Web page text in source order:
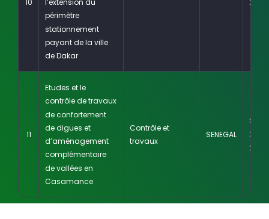
10
l’extension du
périmètre
stationnement
payant de la ville
de Dakar
2020
11
Etudes et le
contrôle de travaux
de confortement
de digues et
d’aménagement
complémentaire
de vallées en
Casamance
Contrôle et
travaux
SENEGAL
2011
2014